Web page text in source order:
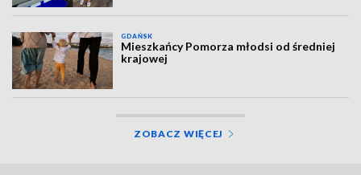
GDAŃSK
Mieszkańcy Pomorza młodsi od średniej
krajowej
ZOBACZ WIĘCEJ